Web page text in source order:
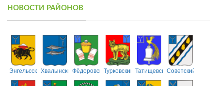
НОВОСТИ РАЙОНОВ
ЭнгельсскийХвалынскийФёдоровскийТурковский ТатищевскийСоветский